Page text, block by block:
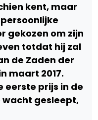
kent, maar
gekozen om zijn
totdat hij zal
de Zaden der
maart 2017.
eerste prijs in de
gesleept,